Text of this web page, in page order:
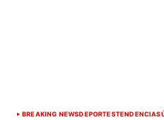
BREAKING NEWSDEPORTESTENDENCIAS